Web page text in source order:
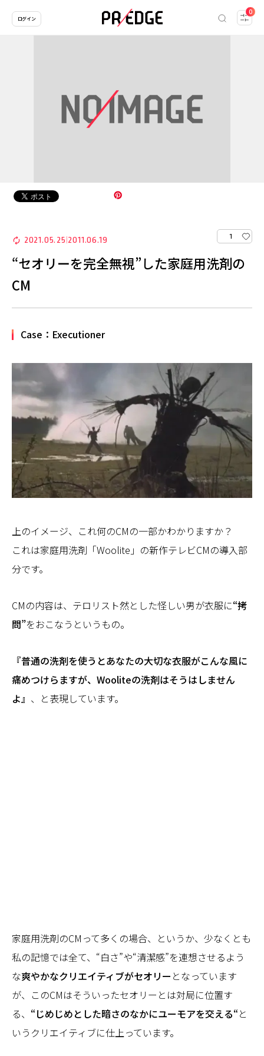
0
ログイン
2021.05.25 2011.06.19 1
“セオリーを完全無視”した家庭用洗剤の
CM
Case：Executioner
上のイメージ、これ何のCMの一部かわかりますか？
これは家庭用洗剤「Woolite」の新作テレビCMの導入部
分です。
CMの内容は、テロリスト然とした怪しい男が衣服に“拷
問”をおこなうというもの。
『普通の洗剤を使うとあなたの大切な衣服がこんな風に
痛めつけらますが、Wooliteの洗剤はそうはしません
よ』 、と表現しています。
家庭用洗剤のCMって多くの場合、というか、少なくとも
私の記憶では全て、“白さ”や“清潔感”を連想させるよう
な爽やかなクリエイティブがセオリー となっています
が、このCMはそういったセオリーとは対局に位置す
る、 “じめじめとした暗さのなかにユーモアを交える“と
いうクリエイティブに仕上っています。